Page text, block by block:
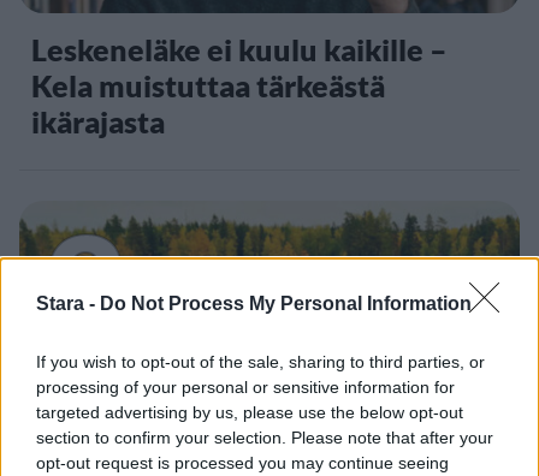
Stara - Do Not Process My Personal Information
If you wish to opt-out of the sale, sharing to third parties, or
processing of your personal or sensitive information for
targeted advertising by us, please use the below opt-out
section to confirm your selection. Please note that after your
opt-out request is processed you may continue seeing
Leskeneläke ei kuulu kaikille –
Kela muistuttaa tärkeästä
ikärajasta
2
VIIHDEUUTISET